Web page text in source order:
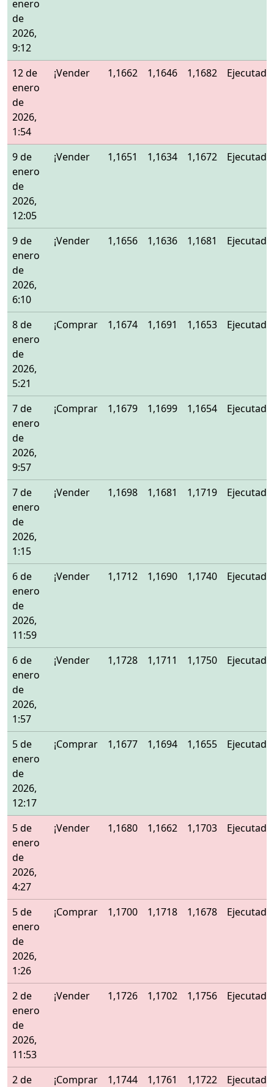
enero
de
2026,
9:12
12 de
enero
de
2026,
1:54
¡Vender 1,1662 1,1646 1,1682 Ejecutado
9 de
enero
de
2026,
12:05
¡Vender 1,1651 1,1634 1,1672 Ejecutado
9 de
enero
de
2026,
6:10
¡Vender 1,1656 1,1636 1,1681 Ejecutado
8 de
enero
de
2026,
5:21
¡Comprar 1,1674 1,1691 1,1653 Ejecutado
7 de
enero
de
2026,
9:57
¡Comprar 1,1679 1,1699 1,1654 Ejecutado
7 de
enero
de
2026,
1:15
¡Vender 1,1698 1,1681 1,1719 Ejecutado
6 de
enero
de
2026,
11:59
¡Vender 1,1712 1,1690 1,1740 Ejecutado
6 de
enero
de
2026,
1:57
¡Vender 1,1728 1,1711 1,1750 Ejecutado
5 de
enero
de
2026,
12:17
¡Comprar 1,1677 1,1694 1,1655 Ejecutado
5 de
enero
de
2026,
4:27
¡Vender 1,1680 1,1662 1,1703 Ejecutado
5 de
enero
de
2026,
1:26
¡Comprar 1,1700 1,1718 1,1678 Ejecutado
2 de
enero
de
2026,
11:53
¡Vender 1,1726 1,1702 1,1756 Ejecutado
2 de ¡Comprar 1,1744 1,1761 1,1722 Ejecutado